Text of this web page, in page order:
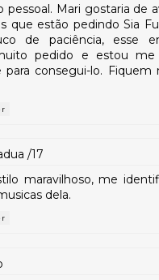
pessoal. Mari gostaria de
que estão pedindo Sia
de paciência, esse
pedido e estou me
para consegui-lo. Fiquem
/17
maravilhoso, me
dela.